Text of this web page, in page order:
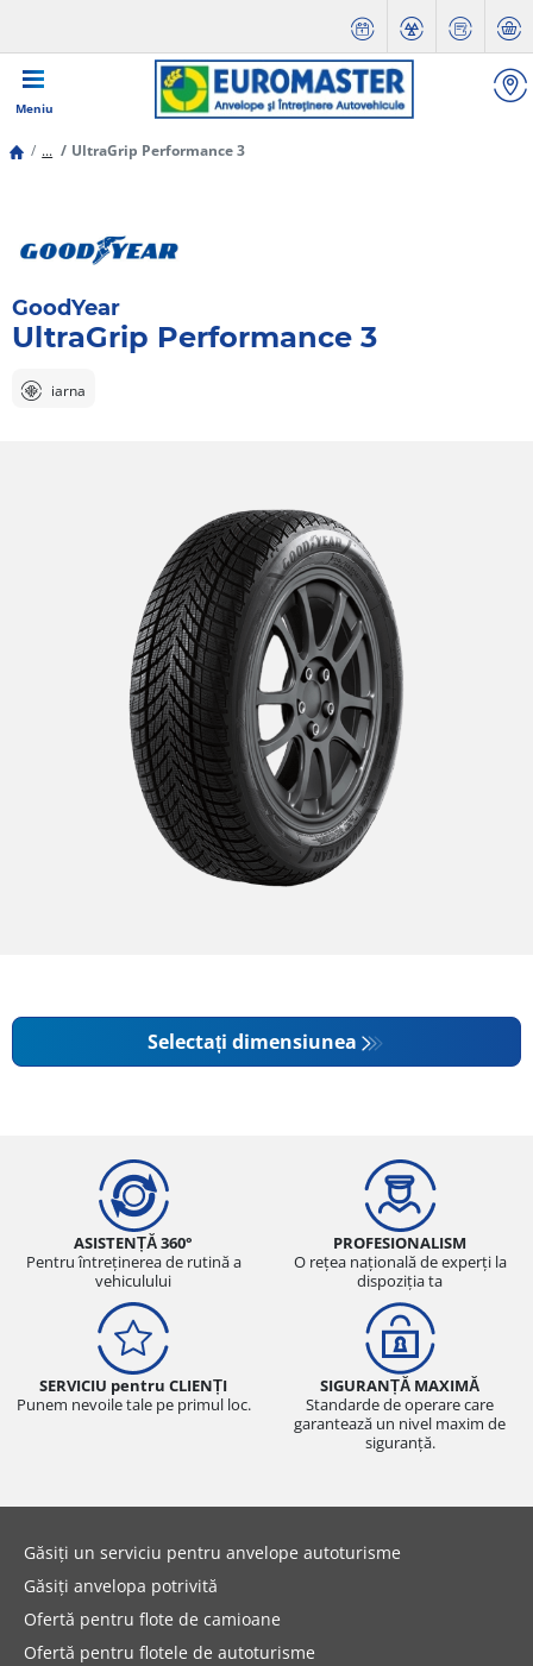
Meniu
... UltraGrip Performance 3
GoodYear
UltraGrip Performance 3
iarna
Selectați dimensiunea
ASISTENȚĂ 360°
Pentru întreținerea de rutină a
vehiculului
PROFESIONALISM
O rețea națională de experți la
dispoziția ta
SERVICIU pentru CLIENȚI
Punem nevoile tale pe primul loc.
SIGURANȚĂ MAXIMĂ
Standarde de operare care
garantează un nivel maxim de
siguranță.
Găsiți un serviciu pentru anvelope autoturisme
Găsiți anvelopa potrivită
Ofertă pentru flote de camioane
Ofertă pentru flotele de autoturisme